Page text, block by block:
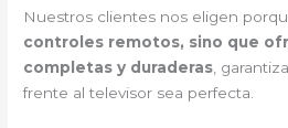
Nuestros clientes nos eligen
controles remotos, sino que
completas y duraderas ,
frente al televisor sea perfecta.